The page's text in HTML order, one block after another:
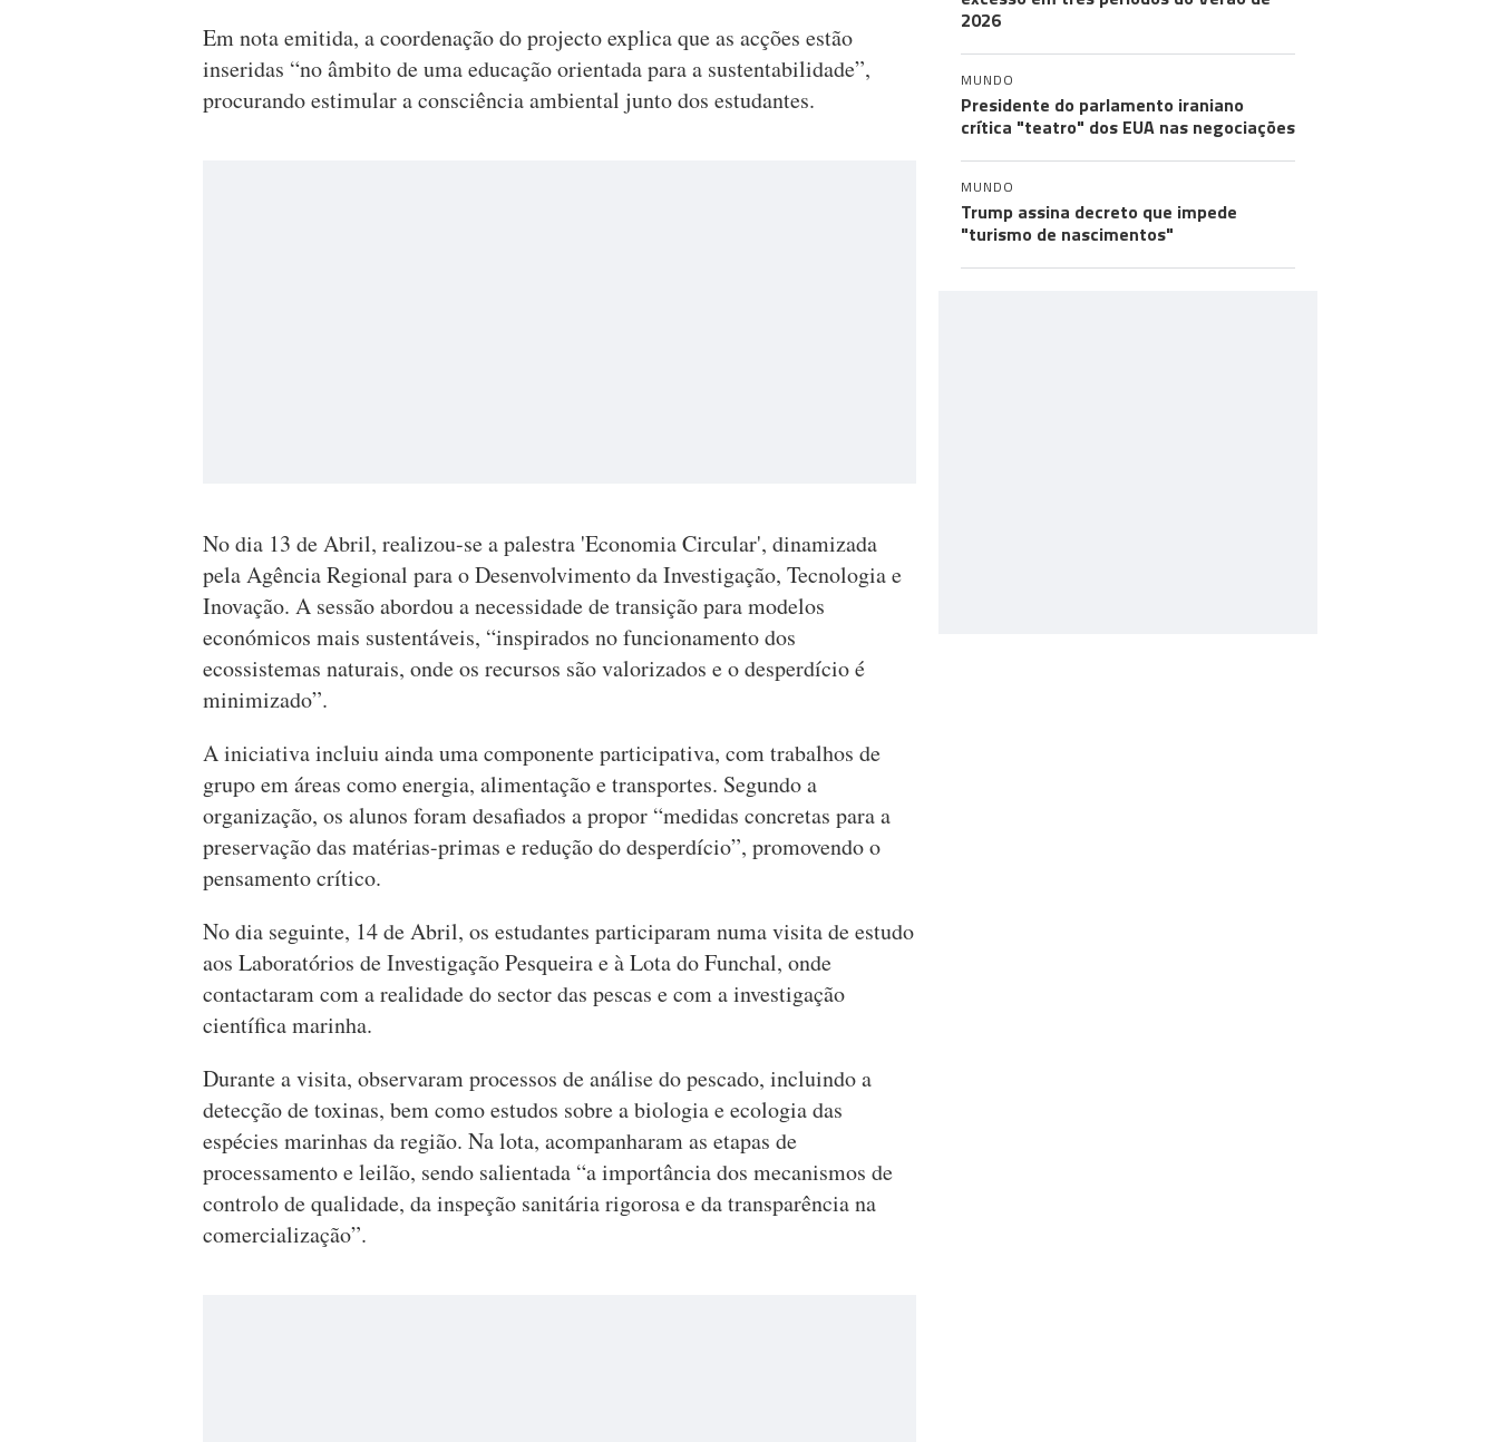
Em nota emitida, a coordenação do projecto explica que as acções estão
inseridas “no âmbito de uma educação orientada para a sustentabilidade”,
procurando estimular a consciência ambiental junto dos estudantes.
No dia 13 de Abril, realizou-se a palestra 'Economia Circular', dinamizada
pela Agência Regional para o Desenvolvimento da Investigação, Tecnologia e
Inovação. A sessão abordou a necessidade de transição para modelos
económicos mais sustentáveis, “inspirados no funcionamento dos
ecossistemas naturais, onde os recursos são valorizados e o desperdício é
minimizado”.
A iniciativa incluiu ainda uma componente participativa, com trabalhos de
grupo em áreas como energia, alimentação e transportes. Segundo a
organização, os alunos foram desafiados a propor “medidas concretas para a
preservação das matérias-primas e redução do desperdício”, promovendo o
pensamento crítico.
No dia seguinte, 14 de Abril, os estudantes participaram numa visita de estudo
aos Laboratórios de Investigação Pesqueira e à Lota do Funchal, onde
contactaram com a realidade do sector das pescas e com a investigação
científica marinha.
Durante a visita, observaram processos de análise do pescado, incluindo a
detecção de toxinas, bem como estudos sobre a biologia e ecologia das
espécies marinhas da região. Na lota, acompanharam as etapas de
processamento e leilão, sendo salientada “a importância dos mecanismos de
controlo de qualidade, da inspeção sanitária rigorosa e da transparência na
comercialização”.
2026
MUNDO
Presidente do parlamento iraniano
crítica "teatro" dos EUA nas negociações
MUNDO
Trump assina decreto que impede
"turismo de nascimentos"